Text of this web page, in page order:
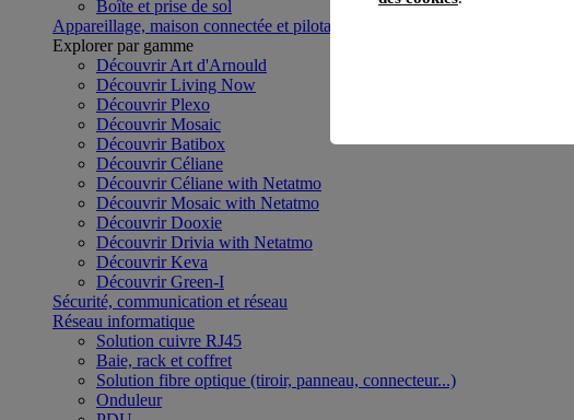
Boîte et prise de sol
Appareillage, maison connectée et pilotage du bâtiment
Explorer par gamme
Découvrir Art d'Arnould
Découvrir Living Now
Découvrir Plexo
Découvrir Mosaic
Découvrir Batibox
Découvrir Céliane
Découvrir Céliane with Netatmo
Découvrir Mosaic with Netatmo
Découvrir Dooxie
Découvrir Drivia with Netatmo
Découvrir Keva
Découvrir Green-I
Sécurité, communication et réseau
Réseau informatique
Solution cuivre RJ45
Baie, rack et coffret
Solution fibre optique (tiroir, panneau, connecteur...)
Onduleur